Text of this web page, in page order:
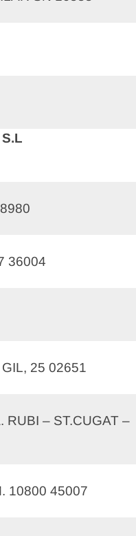
36004
25 02651
RUBI – ST.CUGAT –
10800 45007